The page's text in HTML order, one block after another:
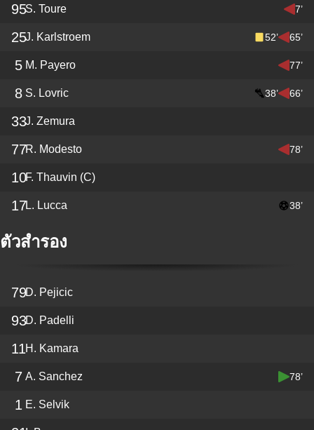
95S. Toure 7’
25J. Karlstroem 52’ 65’
5 M. Payero 77’
8 S. Lovric 38’ 66’
33J. Zemura
77R. Modesto 78’
10F. Thauvin (C)
17L. Lucca 38’
ตัวสำรอง
79D. Pejicic
93D. Padelli
11H. Kamara
7 A. Sanchez 78’
1 E. Selvik